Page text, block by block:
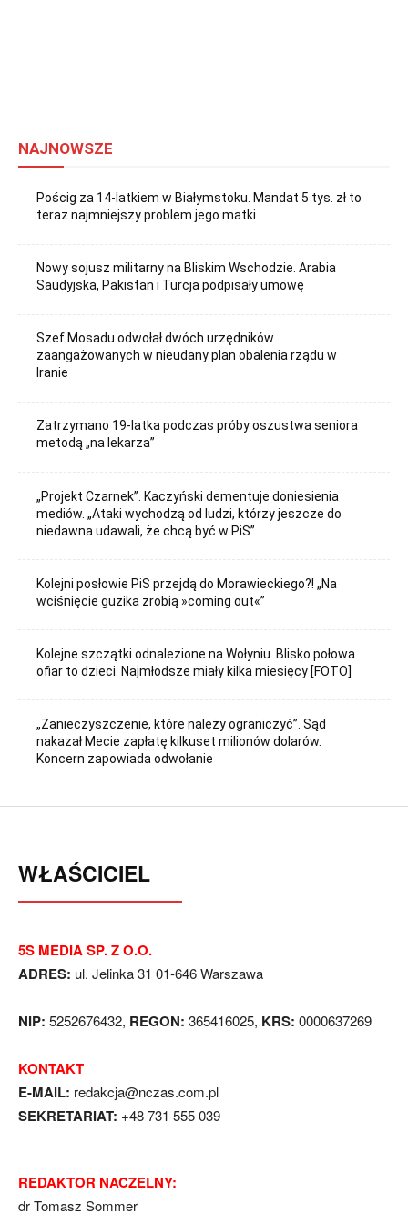
NAJNOWSZE
Pościg za 14-latkiem w Białymstoku. Mandat 5 tys. zł to
teraz najmniejszy problem jego matki
Nowy sojusz militarny na Bliskim Wschodzie. Arabia
Saudyjska, Pakistan i Turcja podpisały umowę
Szef Mosadu odwołał dwóch urzędników
zaangażowanych w nieudany plan obalenia rządu w
Iranie
Zatrzymano 19-latka podczas próby oszustwa seniora
metodą „na lekarza”
„Projekt Czarnek”. Kaczyński dementuje doniesienia
mediów. „Ataki wychodzą od ludzi, którzy jeszcze do
niedawna udawali, że chcą być w PiS”
Kolejni posłowie PiS przejdą do Morawieckiego?! „Na
wciśnięcie guzika zrobią »coming out«”
Kolejne szczątki odnalezione na Wołyniu. Blisko połowa
ofiar to dzieci. Najmłodsze miały kilka miesięcy [FOTO]
„Zanieczyszczenie, które należy ograniczyć”. Sąd
nakazał Mecie zapłatę kilkuset milionów dolarów.
Koncern zapowiada odwołanie
WŁAŚCICIEL
5S MEDIA SP. Z O.O.
ADRES: ul. Jelinka 31 01-646 Warszawa
NIP: 5252676432, REGON: 365416025, KRS: 0000637269
KONTAKT
E-MAIL: redakcja@nczas.com.pl
SEKRETARIAT: +48 731 555 039
REDAKTOR NACZELNY:
dr Tomasz Sommer